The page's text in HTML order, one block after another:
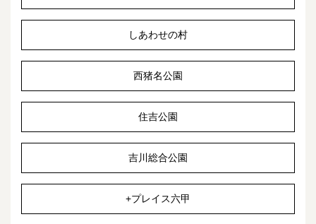
しあわせの村
西猪名公園
住吉公園
吉川総合公園
+プレイス六甲